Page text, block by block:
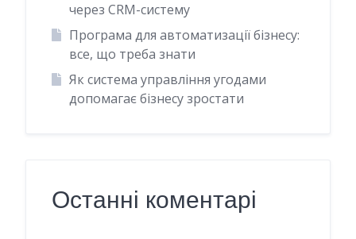
через CRM-систему
Програма для автоматизації бізнесу:
все, що треба знати
Як система управління угодами
допомагає бізнесу зростати
Останні коментарі